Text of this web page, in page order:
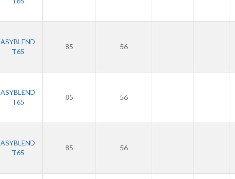
ASYBLEND
T65
85 56
ASYBLEND
T65
85 56
ASYBLEND
T65
85 56